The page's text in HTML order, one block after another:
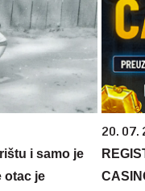
i samo je
otac je
20. 07.